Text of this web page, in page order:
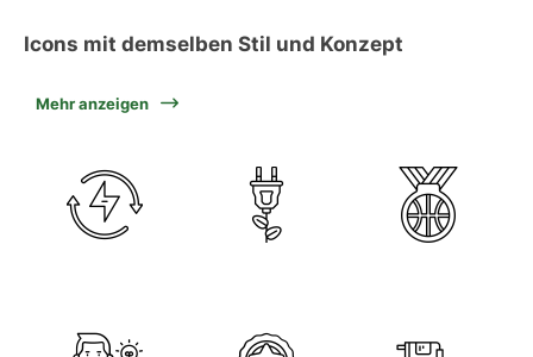
Icons mit demselben Stil und Konzept
Mehr anzeigen